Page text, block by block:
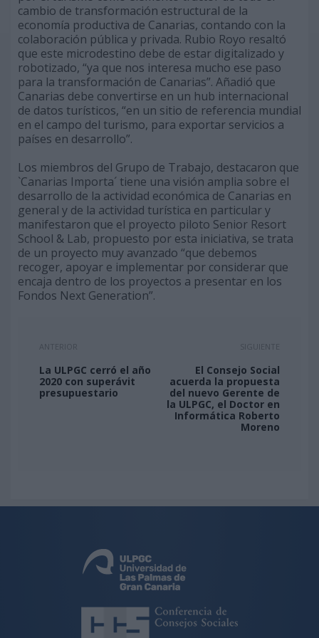
cambio de transformación estructural de la
economía productiva de Canarias, contando con la
colaboración pública y privada. Rubio Royo resaltó
que este microdestino debe de estar digitalizado y
robotizado, “ya que nos interesa mucho ese paso
para la transformación de Canarias”. Añadió que
Canarias debe convertirse en un hub internacional
de datos turísticos, “en un sitio de referencia mundial
en el campo del turismo, para exportar servicios a
países en desarrollo”.
Los miembros del Grupo de Trabajo, destacaron que
`Canarias Importa´ tiene una visión amplia sobre el
desarrollo de la actividad económica de Canarias en
general y de la actividad turística en particular y
manifestaron que el proyecto piloto Senior Resort
School & Lab, propuesto por esta iniciativa, se trata
de un proyecto muy avanzado “que debemos
recoger, apoyar e implementar por considerar que
encaja dentro de los proyectos a presentar en los
Fondos Next Generation”.
ANTERIOR
La ULPGC cerró el año
2020 con superávit
presupuestario
SIGUIENTE
El Consejo Social
acuerda la propuesta
del nuevo Gerente de
la ULPGC, el Doctor en
Informática Roberto
Moreno